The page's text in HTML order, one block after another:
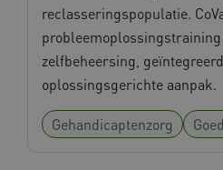
reclasseringspopulatie.
zelfbeheersing,
oplossingsgerichte aanpak.
Gehandicaptenzorg